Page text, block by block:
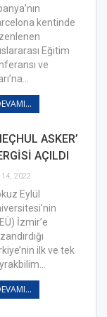
kentinde
Eğitim
ve
ASKER’
AÇILDI
14, 2022
Eylül
İzmir’e
ilk ve tek